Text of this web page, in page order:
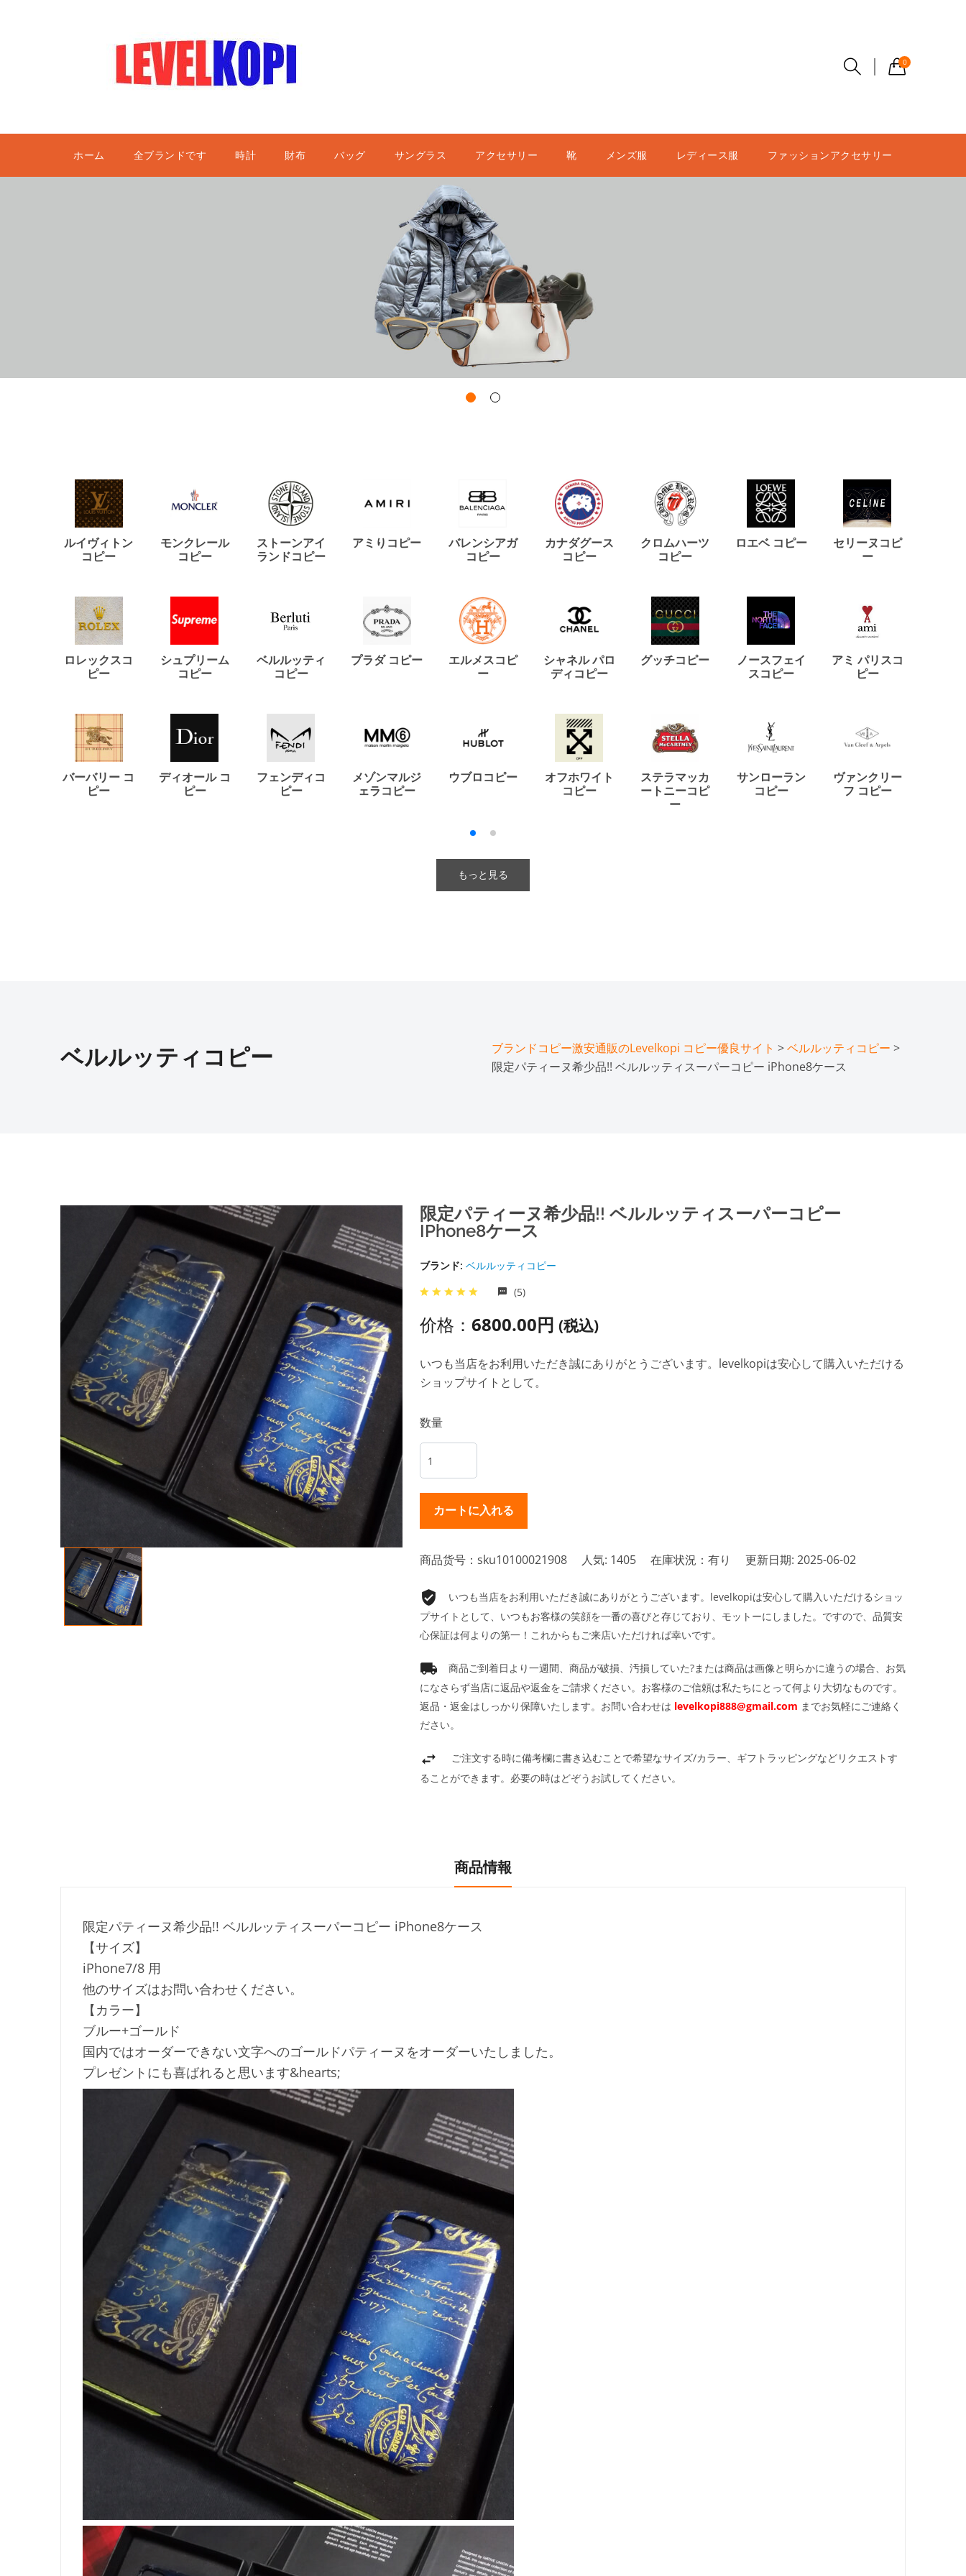
0
ホーム 全ブランドです 時計 財布 バッグ サングラス アクセサリー 靴 メンズ服 レディース服 ファッションアクセサリー
ルイヴィトン
コピー
モンクレール
コピー
ストーンアイ
ランドコピー
アミりコピー
バレンシアガ
コピー
カナダグース
コピー
クロムハーツ
コピー
ロエベ コピー
セリーヌコピ
ー
ロレックスコ
ピー
シュプリーム
コピー
ベルルッティ
コピー
プラダ コピー
エルメスコピ
ー
シャネル パロ
ディコピー
グッチコピー
ノースフェイ
スコピー
アミ パリスコ
ピー
バーバリー コ
ピー
ディオール コ
ピー
フェンディコ
ピー
メゾンマルジ
ェラコピー
ウブロコピー
オフホワイト
コピー
ステラマッカ
ートニーコピ
ー
サンローラン
コピー
ヴァンクリー
フ コピー
もっと見る
ベルルッティコピー ブランドコピー激安通販のLevelkopi コピー優良サイト >ベルルッティコピー >
限定パティーヌ希少品!! ベルルッティスーパーコピー iPhone8ケース
限定パティーヌ希少品!! ベルルッティスーパーコピー
IPhone8ケース
ブランド: ベルルッティコピー
(5)
价格： 6800.00円 (税込)
いつも当店をお利用いただき誠にありがとうございます。levelkopiは安心して購入いただける
ショップサイトとして。
数量
商品货号：sku10100021908 人気: 1405 在庫状況：有り 更新日期: 2025-06-02
いつも当店をお利用いただき誠にありがとうございます。levelkopiは安心して購入いただけるショッ
プサイトとして、いつもお客様の笑顔を一番の喜びと存じており、モットーにしました。ですので、品質安
心保証は何よりの第一！これからもご来店いただければ幸いです。
商品ご到着日より一週間、商品が破損、汚損していた?または商品は画像と明らかに違うの場合、お気
になさらず当店に返品や返金をご請求ください。お客様のご信頼は私たちにとって何より大切なものです。
返品・返金はしっかり保障いたします。お問い合わせは levelkopi888@gmail.com までお気軽にご連絡く
ださい。
ご注文する時に備考欄に書き込むことで希望なサイズ/カラー、ギフトラッピングなどリクエストす
ることができます。必要の時はどぞうお試してください。
商品情報
限定パティーヌ希少品!! ベルルッティスーパーコピー iPhone8ケース
【サイズ】
iPhone7/8 用
他のサイズはお問い合わせください。
【カラー】
ブルー+ゴールド
国内ではオーダーできない文字へのゴールドパティーヌをオーダーいたしました。
プレゼントにも喜ばれると思います&hearts;